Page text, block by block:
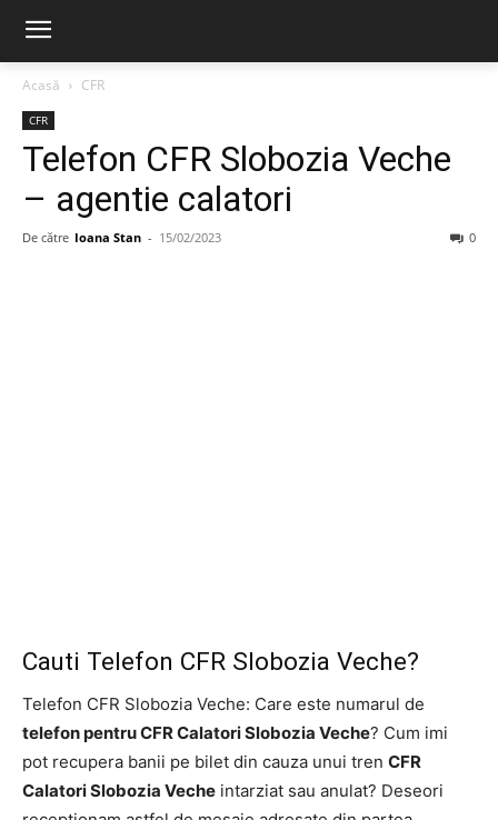
Acasă CFR
CFR
Telefon CFR Slobozia Veche
– agentie calatori
De către Ioana Stan - 15/02/2023 0
Cauti Telefon CFR Slobozia Veche?
Telefon CFR Slobozia Veche: Care este numarul de
telefon pentru CFR Calatori Slobozia Veche? Cum imi
pot recupera banii pe bilet din cauza unui tren CFR
Calatori Slobozia Veche intarziat sau anulat? Deseori